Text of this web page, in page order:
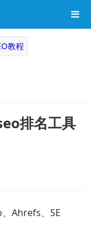
教程
排名工具
Ahrefs、SE